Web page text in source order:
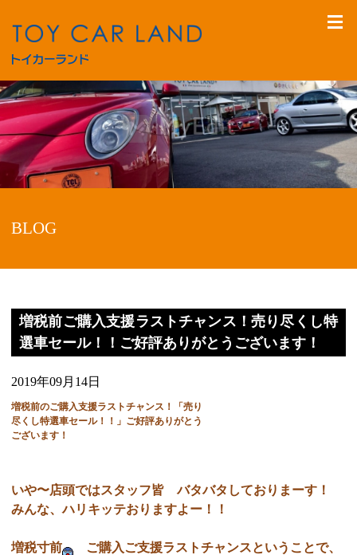
BLOG
増税前ご購入支援ラストチャンス！売り尽くし特
選車セール！！ご好評ありがとうございます！
2019年09月14日
増税前のご購入支援ラストチャンス！「売り
尽くし特選車セール！！」ご好評ありがとう
ございます！
いや〜店頭ではスタッフ皆 バタバタしておりまーす！
みんな、ハリキッテおりますよー！！
増税寸前
ご購入ご支援ラストチャンスということで、